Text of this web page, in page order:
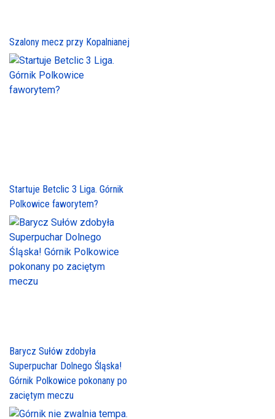
Szalony mecz przy Kopalnianej
Startuje Betclic 3 Liga. Górnik
Polkowice faworytem?
Barycz Sułów zdobyła
Superpuchar Dolnego Śląska!
Górnik Polkowice pokonany po
zaciętym meczu